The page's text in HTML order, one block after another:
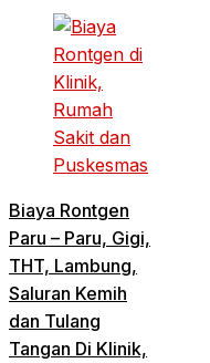
Biaya Rontgen
Paru – Paru, Gigi,
THT, Lambung,
Saluran Kemih
dan Tulang
Tangan Di Klinik,